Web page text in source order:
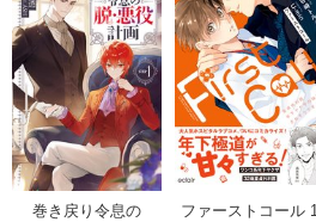
巻き戻り令息の
ファーストコール 1